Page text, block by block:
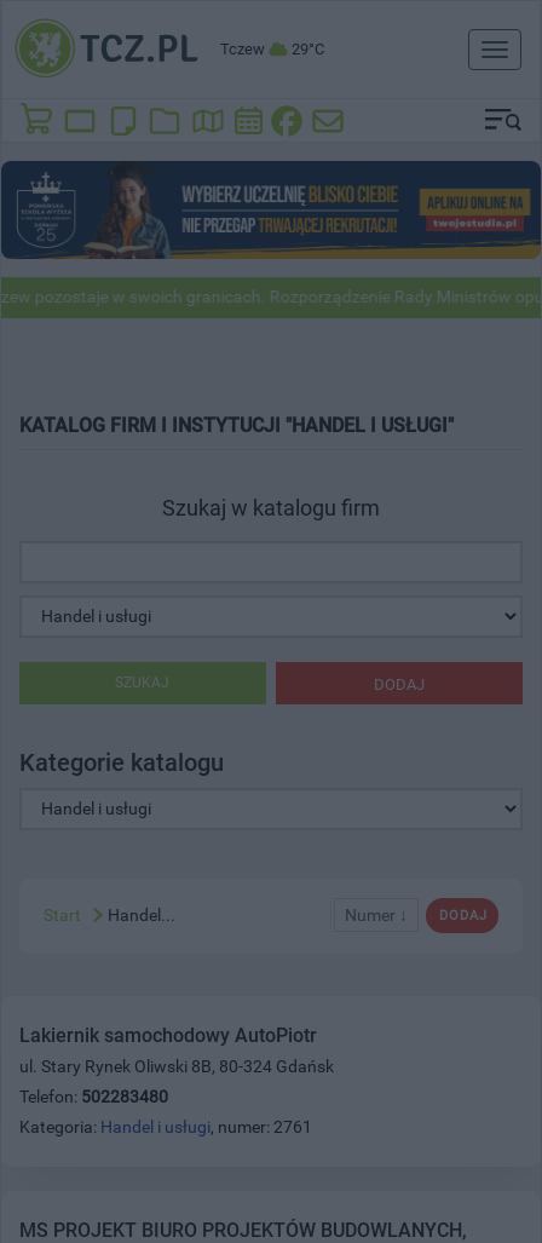
Tczew 29°C
Toggle
pozostaje w swoich granicach. Rozporządzenie Rady Ministrów
KATALOG FIRM I INSTYTUCJI "HANDEL I USŁUGI"
Szukaj w katalogu firm
DODAJ
SZUKAJ
Kategorie katalogu
DODAJ
Numer ↓
Start Handel...
Lakiernik samochodowy AutoPiotr
ul. Stary Rynek Oliwski 8B, 80-324 Gdańsk
Telefon: 502283480
Kategoria: Handel i usługi, numer: 2761
MS PROJEKT BIURO PROJEKTÓW BUDOWLANYCH,